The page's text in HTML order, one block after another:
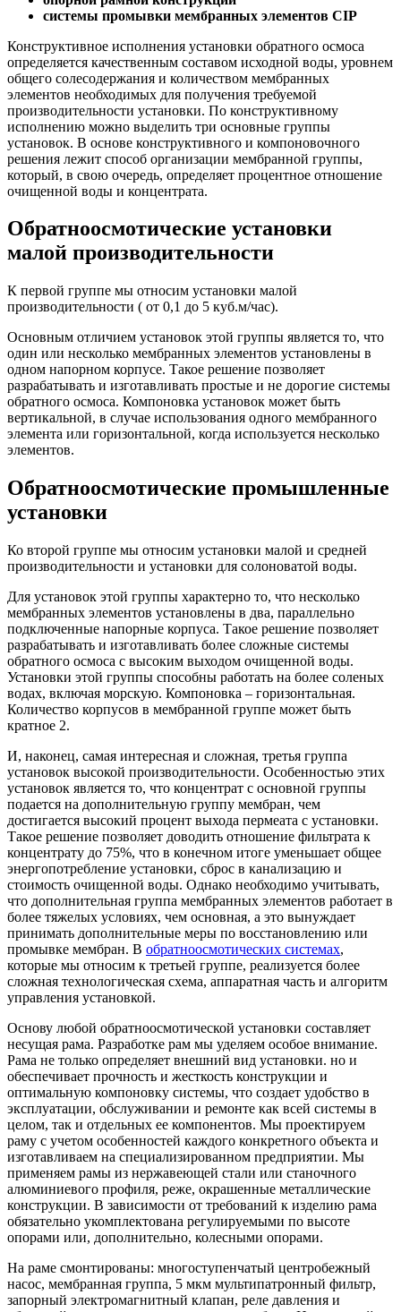
системы промывки мембранных элементов CIP
Конструктивное исполнения установки обратного осмоса
определяется качественным составом исходной воды, уровнем
общего солесодержания и количеством мембранных
элементов необходимых для получения требуемой
производительности установки. По конструктивному
исполнению можно выделить три основные группы
установок. В основе конструктивного и компоновочного
решения лежит способ организации мембранной группы,
который, в свою очередь, определяет процентное отношение
очищенной воды и концентрата.
Обратноосмотические установки
малой производительности
К первой группе мы относим установки малой
производительности ( от 0,1 до 5 куб.м/час).
Основным отличием установок этой группы является то, что
один или несколько мембранных элементов установлены в
одном напорном корпусе. Такое решение позволяет
разрабатывать и изготавливать простые и не дорогие системы
обратного осмоса. Компоновка установок может быть
вертикальной, в случае использования одного мембранного
элемента или горизонтальной, когда используется несколько
элементов.
Обратноосмотические промышленные
установки
Ко второй группе мы относим установки малой и средней
производительности и установки для солоноватой воды.
Для установок этой группы характерно то, что несколько
мембранных элементов установлены в два, параллельно
подключенные напорные корпуса. Такое решение позволяет
разрабатывать и изготавливать более сложные системы
обратного осмоса с высоким выходом очищенной воды.
Установки этой группы способны работать на более соленых
водах, включая морскую. Компоновка – горизонтальная.
Количество корпусов в мембранной группе может быть
кратное 2.
И, наконец, самая интересная и сложная, третья группа
установок высокой производительности. Особенностью этих
установок является то, что концентрат с основной группы
подается на дополнительную группу мембран, чем
достигается высокий процент выхода пермеата с установки.
Такое решение позволяет доводить отношение фильтрата к
концентрату до 75%, что в конечном итоге уменьшает общее
энергопотребление установки, сброс в канализацию и
стоимость очищенной воды. Однако необходимо учитывать,
что дополнительная группа мембранных элементов работает в
более тяжелых условиях, чем основная, а это вынуждает
принимать дополнительные меры по восстановлению или
промывке мембран. В обратноосмотических системах,
которые мы относим к третьей группе, реализуется более
сложная технологическая схема, аппаратная часть и алгоритм
управления установкой.
Основу любой обратноосмотической установки составляет
несущая рама. Разработке рам мы уделяем особое внимание.
Рама не только определяет внешний вид установки. но и
обеспечивает прочность и жесткость конструкции и
оптимальную компоновку системы, что создает удобство в
эксплуатации, обслуживании и ремонте как всей системы в
целом, так и отдельных ее компонентов. Мы проектируем
раму с учетом особенностей каждого конкретного объекта и
изготавливаем на специализированном предприятии. Мы
применяем рамы из нержавеющей стали или станочного
алюминиевого профиля, реже, окрашенные металлические
конструкции. В зависимости от требований к изделию рама
обязательно укомплектована регулируемыми по высоте
опорами или, дополнительно, колесными опорами.
На раме смонтированы: многоступенчатый центробежный
насос, мембранная группа, 5 мкм мультипатронный фильтр,
запорный электромагнитный клапан, реле давления и